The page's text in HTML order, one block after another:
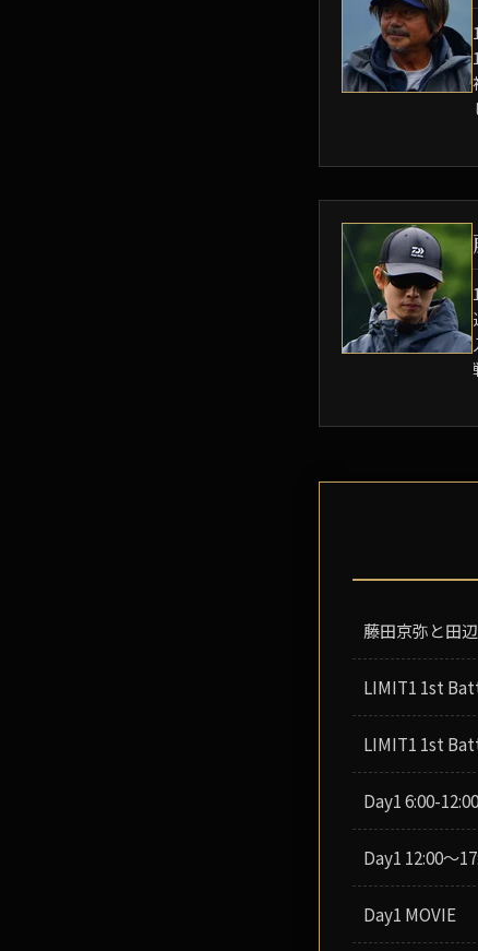
藤田京弥と田
LIMIT1 1st
LIMIT1 1st
Day1 6:00-
Day1 12:00～
Day1 MOVIE